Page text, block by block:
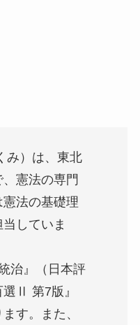
み）は、東北
憲法の専門
法の基礎理
していま
治』（日本評
Ⅱ 第7版』
す。また、